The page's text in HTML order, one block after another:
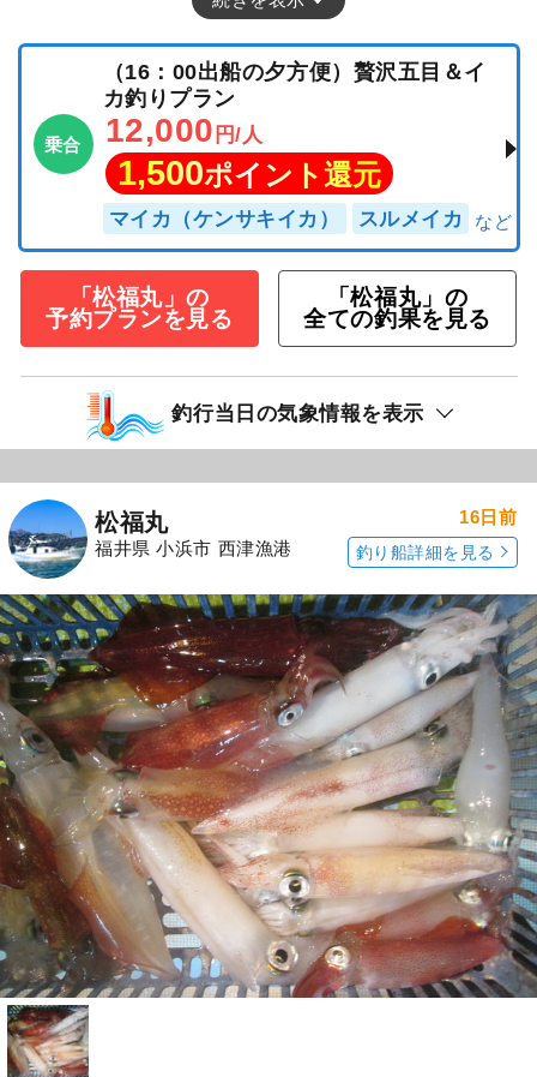
乗合
（16：00出船の夕方便）贅沢五目＆イ
カ釣りプラン
12,000 円/人
1,500ポイント還元
マイカ（ケンサキイカ） スルメイカ
「松福丸」の
予約プランを見る
「松福丸」の
全ての釣果を見る
釣行当日の気象情報を表示
松福丸
福井県 小浜市 西津漁港
16日前
釣り船詳細を見る